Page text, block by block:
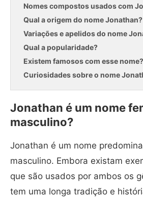
Nomes compostos usados com
Qual a origem do nome Jonathan?
Variações e apelidos do nome
Qual a popularidade?
Existem famosos com esse nome?
Curiosidades sobre o nome
Jonathan é um nome
masculino?
Jonathan é um nome
masculino. Embora existam
que são usados por ambos os
tem uma longa tradição e